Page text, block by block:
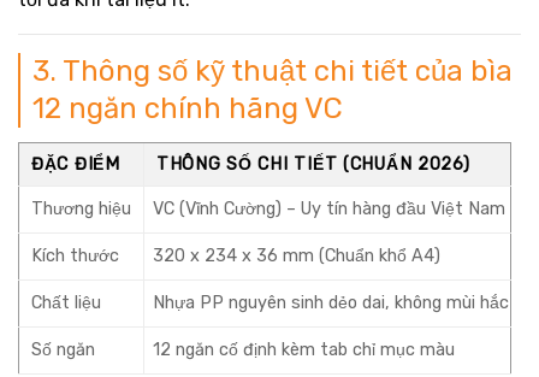
3. Thông số kỹ thuật chi tiết của bìa
12 ngăn chính hãng VC
ĐẶC ĐIỂM THÔNG SỐ CHI TIẾT (CHUẨN 2026)
Thương hiệu VC (Vĩnh Cường) – Uy tín hàng đầu Việt Nam
Kích thước 320 x 234 x 36 mm (Chuẩn khổ A4)
Chất liệu Nhựa PP nguyên sinh dẻo dai, không mùi hắc
Số ngăn 12 ngăn cố định kèm tab chỉ mục màu